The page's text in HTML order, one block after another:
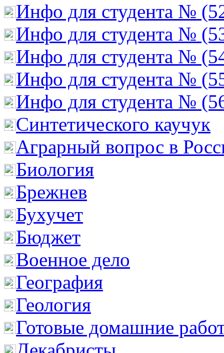
Инфо для студента №
Инфо для студента №
Инфо для студента №
Инфо для студента №
Инфо для студента №
Cинтетического каучук
Аграрный вопрос в
Биология
Брежнев
Бухучет
Бюджет
Военное дело
География
Геология
Готовые домашние